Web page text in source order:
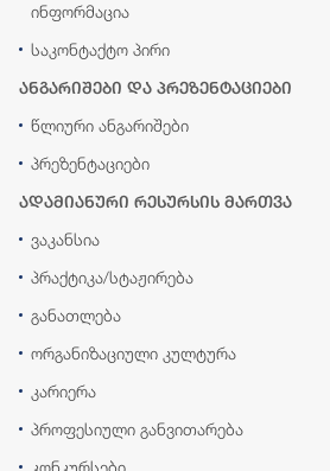
ინფორმაცია
საკონტაქტო პირი
ანგარიშები და პრეზენტაციები
წლიური ანგარიშები
პრეზენტაციები
ადამიანური რესურსის მართვა
ვაკანსია
პრაქტიკა/სტაჟირება
განათლება
ორგანიზაციული კულტურა
კარიერა
პროფესიული განვითარება